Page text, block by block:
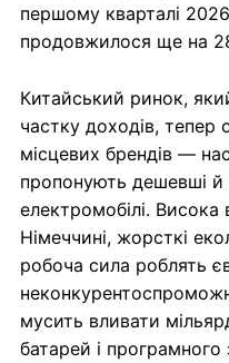
першому кварталі
продовжилося ще на
Китайський ринок,
частку доходів, тепер
місцевих брендів —
пропонують дешевші й
електромобілі. Висока
Німеччині, жорсткі
робоча сила роблять
мусить вливати
батарей і